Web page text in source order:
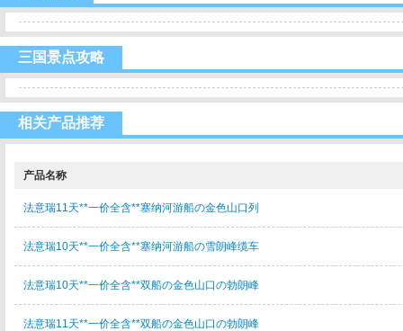
三国景点攻略
相关产品推荐
产品名称
法意瑞11天**一价全含**塞纳河游船の金色山口列
法意瑞10天**一价全含**塞纳河游船の雪朗峰缆车
法意瑞10天**一价全含**双船の金色山口の勃朗峰
法意瑞11天**一价全含**双船の金色山口の勃朗峰